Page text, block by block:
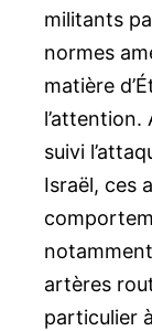
militants
normes
matière
l’attention.
suivi
Israël, ces
artères
particulier